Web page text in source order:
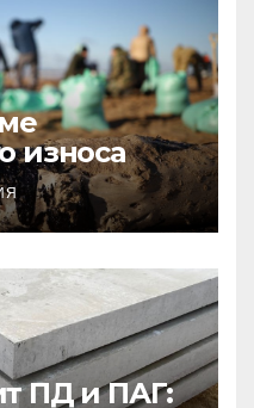
износа
ПД и ПАГ: